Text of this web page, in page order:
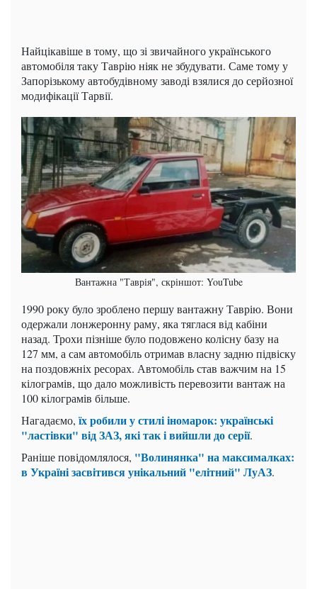
Найцікавіше в тому, що зі звичайного українського
автомобіля таку Таврію ніяк не збудувати. Саме тому у
Запорізькому автобудівному заводі взялися до серйозної
модифікації Тарвії.
Вантажна "Таврія", скріншот: YouTube
1990 року було зроблено першу вантажну Таврію. Вони
одержали лонжеронну раму, яка тяглася від кабіни
назад. Трохи пізніше було подовжено колісну базу на
127 мм, а сам автомобіль отримав власну задню підвіску
на поздовжніх ресорах. Автомобіль став важчим на 15
кілограмів, що дало можливість перевозити вантаж на
100 кілограмів більше.
Нагадаємо, їх робили у стилі іномарок: українські
"ластівки" від ЗАЗ, які так і вийшли до серії.
Раніше повідомлялося, "Волинянка" на максималках:
в Україні засвітився унікальний "елітний" ЛуАЗ.